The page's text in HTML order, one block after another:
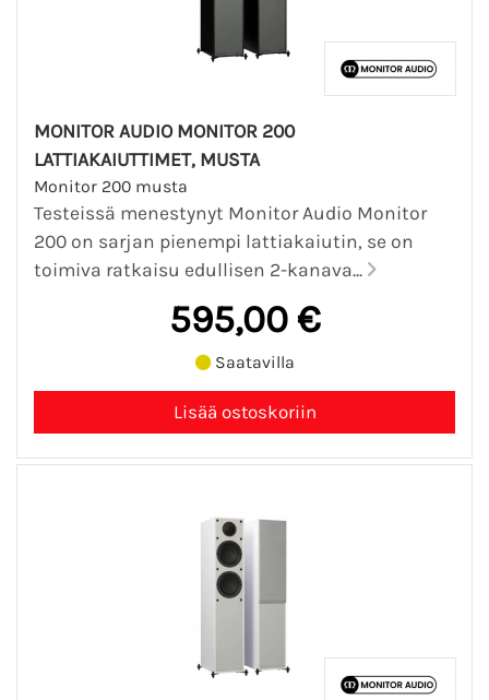
MONITOR AUDIO MONITOR 200
LATTIAKAIUTTIMET, MUSTA
Monitor 200 musta
Testeissä menestynyt Monitor Audio Monitor
200 on sarjan pienempi lattiakaiutin, se on
toimiva ratkaisu edullisen 2-kanava...
595,00 €
Saatavilla